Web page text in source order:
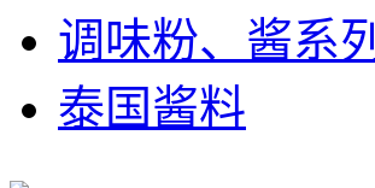
调味粉、酱系列
泰国酱料